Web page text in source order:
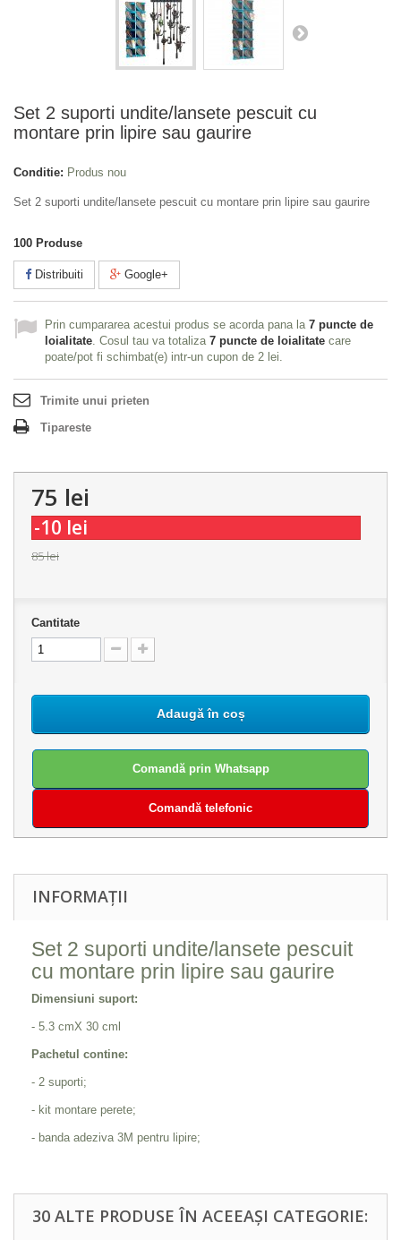
Set 2 suporti undite/lansete pescuit cu
montare prin lipire sau gaurire
Conditie: Produs nou
Set 2 suporti undite/lansete pescuit cu montare prin lipire sau gaurire
100 Produse
Distribuiti Google+
Prin cumpararea acestui produs se acorda pana la 7 puncte de
loialitate . Cosul tau va totaliza 7 puncte de loialitate care
poate/pot fi schimbat(e) intr-un cupon de 2 lei
Trimite unui prieten
Tipareste
75 lei
-10 lei
85 lei
Cantitate
Adaugă în coș
Comandă prin Whatsapp
Comandă telefonic
INFORMAȚII
Set 2 suporti undite/lansete pescuit
cu montare prin lipire sau gaurire
Dimensiuni suport:
- 5.3 cmX 30 cml
Pachetul contine:
- 2 suporti;
- kit montare perete;
- banda adeziva 3M pentru lipire;
30 ALTE PRODUSE ÎN ACEEAȘI CATEGORIE: